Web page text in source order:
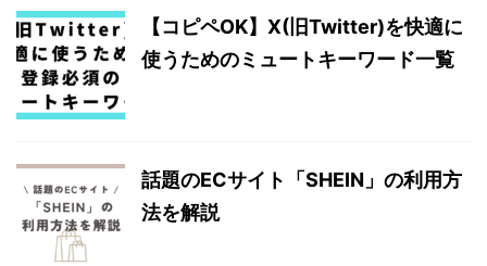
【コピペOK】X(旧Twitter)を快適に
使うためのミュートキーワード一覧
話題のECサイト「SHEIN」の利用方
法を解説